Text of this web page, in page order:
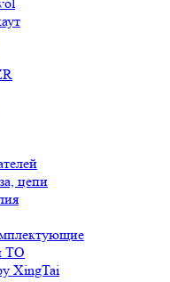
цепи
ТО
XingTai